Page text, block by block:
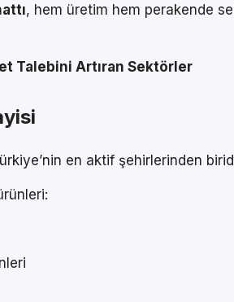
, hem üretim hem perakende
Talebini Artıran Sektörler
en aktif şehirlerinden